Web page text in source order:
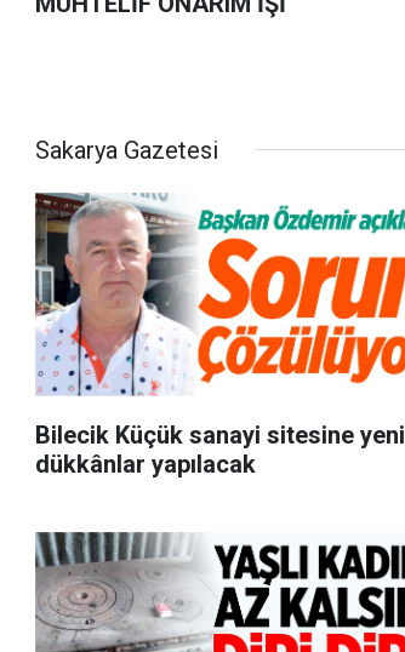
Sakarya Gazetesi
Bilecik Küçük sanayi sitesine yeni
dükkânlar yapılacak